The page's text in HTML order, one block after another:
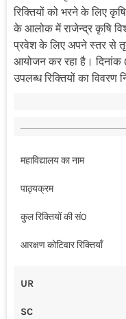
रिक्तियों को भरने के लिए कृषि
के आलोक में राजेन्द्र कृषि
प्रवेश के लिए अपने स्तर से
आयोजन कर रहा है। दिनांक
उपलब्ध रिक्तियों का विवरण
महाविद्यालय का नाम
पाठ्यक्रम
कुल रिक्तियों की सं0
आरक्षण कोटिवार रिक्तियाँ
UR
SC